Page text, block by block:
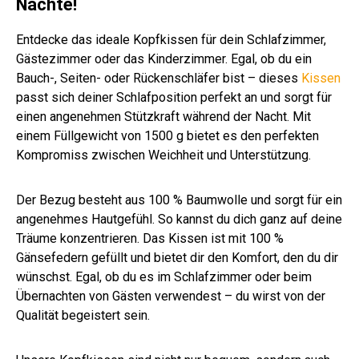
Nächte!
Entdecke das ideale Kopfkissen für dein Schlafzimmer,
Gästezimmer oder das Kinderzimmer. Egal, ob du ein
Bauch-, Seiten- oder Rückenschläfer bist – dieses Kissen
passt sich deiner Schlafposition perfekt an und sorgt für
einen angenehmen Stützkraft während der Nacht. Mit
einem Füllgewicht von 1500 g bietet es den perfekten
Kompromiss zwischen Weichheit und Unterstützung.
Der Bezug besteht aus 100 % Baumwolle und sorgt für ein
angenehmes Hautgefühl. So kannst du dich ganz auf deine
Träume konzentrieren. Das Kissen ist mit 100 %
Gänsefedern gefüllt und bietet dir den Komfort, den du dir
wünschst. Egal, ob du es im Schlafzimmer oder beim
Übernachten von Gästen verwendest – du wirst von der
Qualität begeistert sein.